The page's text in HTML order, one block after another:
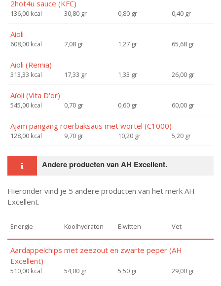
2hot4u sauce (KFC)
136,00 kcal 30,80 gr 0,80 gr 0,40 gr
Aioli
608,00 kcal 7,08 gr 1,27 gr 65,68 gr
Aioli (Remia)
313,33 kcal 17,33 gr 1,33 gr 26,00 gr
Aïoli (Vita D'or)
545,00 kcal 0,70 gr 0,60 gr 60,00 gr
Ajam pangang roerbaksaus met wortel (C1000)
128,00 kcal 9,70 gr 10,20 gr 5,20 gr
Andere producten van AH Excellent.
Hieronder vind je 5 andere producten van het merk AH
Excellent.
Energie Koolhydraten Eiwitten Vet
Aardappelchips met zeezout en zwarte peper (AH
Excellent)
510,00 kcal 54,00 gr 5,50 gr 29,00 gr